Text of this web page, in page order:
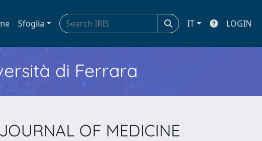
Sfoglia IT LOGIN
di Ferrara
OF MEDICINE